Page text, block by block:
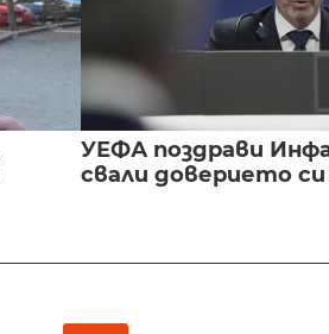
УЕФА поздрави
свали доверието